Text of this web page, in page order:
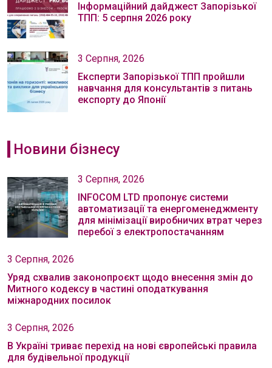
Інформаційний дайджест Запорізької
ТПП: 5 серпня 2026 року
3 Серпня, 2026
Експерти Запорізької ТПП пройшли
навчання для консультантів з питань
експорту до Японії
Новини бізнесу
3 Серпня, 2026
INFOCOM LTD пропонує системи
автоматизації та енергоменеджменту
для мінімізації виробничих втрат через
перебої з електропостачанням
3 Серпня, 2026
Уряд схвалив законопроєкт щодо внесення змін до
Митного кодексу в частині оподаткування
міжнародних посилок
3 Серпня, 2026
В Україні триває перехід на нові європейські правила
для будівельної продукції